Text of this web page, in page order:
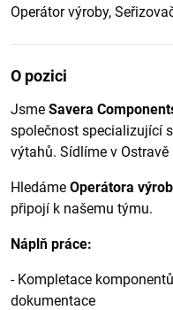
Operátor výroby,
O pozici
Jsme Savera
společnost specializující
výtahů. Sídlíme v
Hledáme Operátora
připojí k našemu týmu.
Náplň práce:
- Kompletace
dokumentace